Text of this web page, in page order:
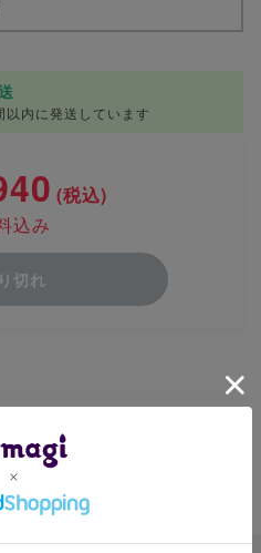
以内に発送しています
(税込)
込み
切れ